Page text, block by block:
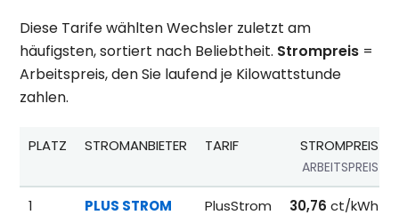
Diese Tarife wählten Wechsler zuletzt am
häufigsten, sortiert nach Beliebtheit. Strompreis =
Arbeitspreis, den Sie laufend je Kilowattstunde
zahlen.
Beliebteste Tarife beim Anbieterwechsel;
PLATZ STROMANBIETER TARIF STROMPREIS
ARBEITSPREIS
1 PLUS STROM PlusStrom 30,76 ct/kWh